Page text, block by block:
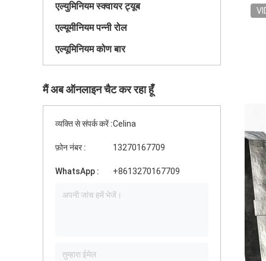
एल्युमिनियम स्क्वायर ट्यूब
एल्यूमीनियम पन्नी रोल
एल्यूमिनियम कोण बार
मैं अब ऑनलाइन चैट कर रहा हूँ
व्यक्ति से संपर्क करें :Celina
फ़ोन नंबर : 13270167709
WhatsApp : +8613270167709